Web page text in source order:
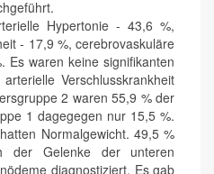
Hypertonie - 43,6 %,
- 17,9 %, cerebrovaskuläre
Es waren keine signifikanten
Verschlusskrankheit
2 waren 55,9 % der
1 dagegegen nur 15,5 %.
Normalgewicht. 49,5 %
der Gelenke der unteren
diagnostiziert. Es gab